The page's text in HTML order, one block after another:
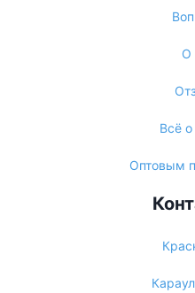
О
Всё о
Оптовым